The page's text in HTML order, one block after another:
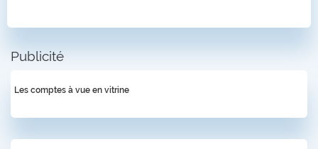
Publicité
Les comptes à vue en vitrine